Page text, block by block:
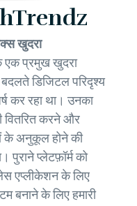
खुदरा
एक प्रमुख खुदरा
डिजिटल परिदृश्य
कर रहा था। उनका
वितरित करने और
के अनुकूल होने की
पुराने प्लेटफ़ॉर्म को
एप्लीकेशन के लिए
बनाने के लिए हमारी